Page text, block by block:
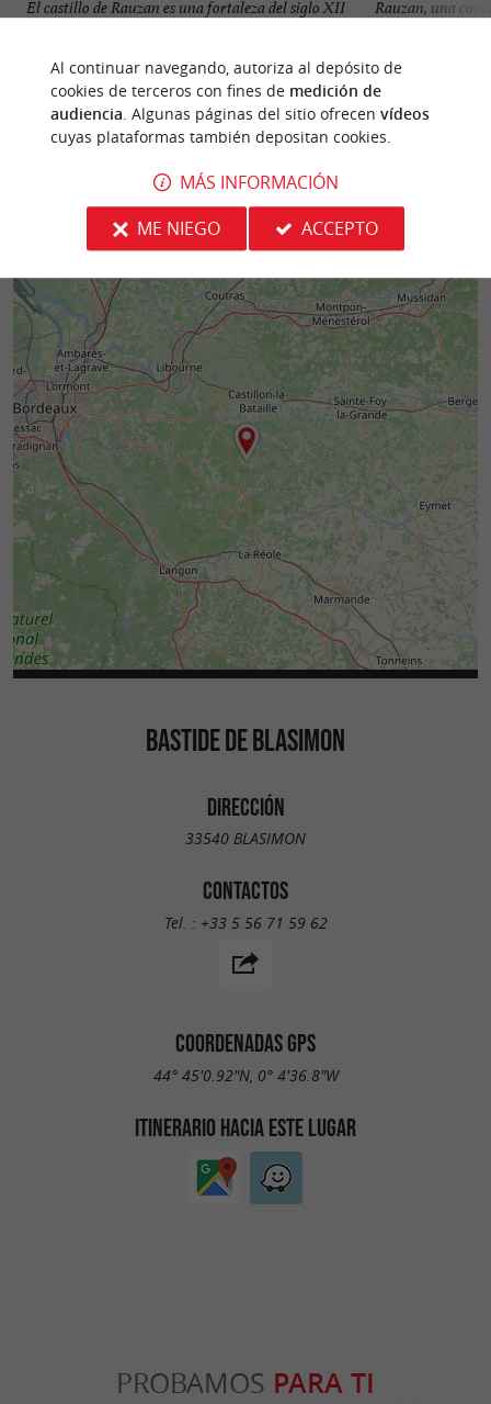
El castillo de Rauzan es una fortaleza del siglo XII
5,1 km - Rauzan
Rauzan, una
BASTIDE DE BLASIMON
DIRECCIÓN
33540 BLASIMON
CONTACTOS
Tel. : +33 5 56 71 59 62
COORDENADAS GPS
44° 45'0.92"N, 0° 4'36.8"W
ITINERARIO HACIA ESTE LUGAR
PROBAMOS PARA TI
Al continuar navegando, autoriza al depósito de
cookies de terceros con fines de medición de
audiencia . Algunas páginas del sitio ofrecen vídeos
cuyas plataformas también depositan cookies.
MÁS INFORMACIÓN
ME NIEGO
ACCEPTO